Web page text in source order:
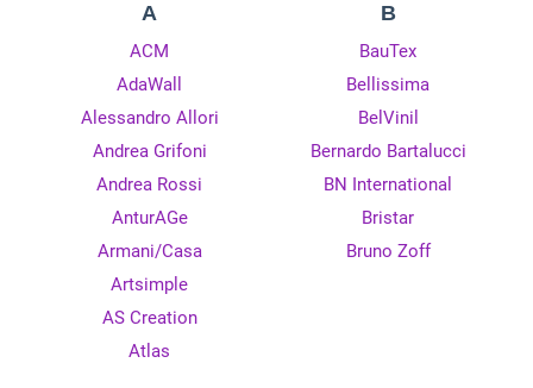
A
ACM
AdaWall
Alessandro Allori
Andrea Grifoni
Andrea Rossi
AnturAGe
Armani/Casa
Artsimple
AS Creation
Atlas
B
BauTex
Bellissima
BelVinil
Bernardo Bartalucci
BN International
Bristar
Bruno Zoff